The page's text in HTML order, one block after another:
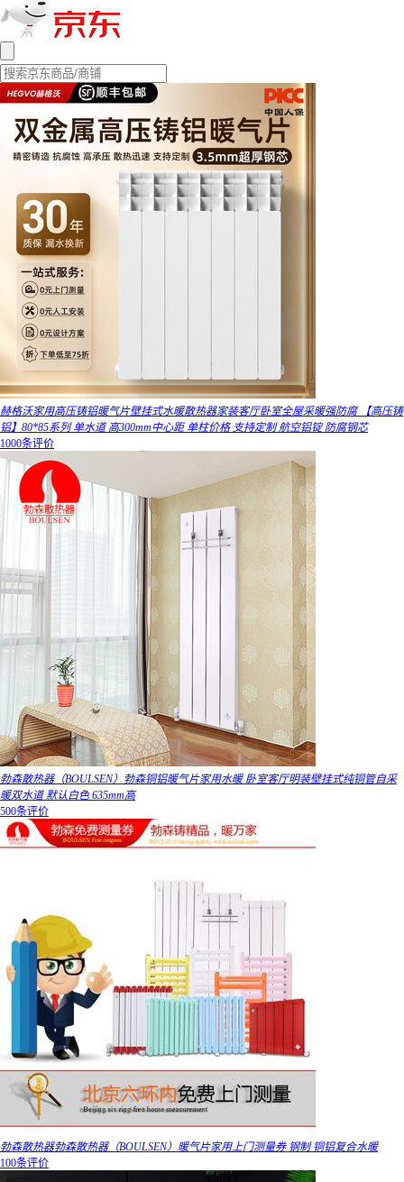
赫格沃家用高压铸铝暖气片壁挂式水暖散热器家装客厅卧室全屋采暖强防腐 【高压铸
铝】80*85系列 单水道 高300mm中心距 单柱价格 支持定制 航空铝锭 防腐钢芯
1000条评价
勃森散热器（BOULSEN）勃森铜铝暖气片家用水暖 卧室客厅明装壁挂式纯铜管自采
暖双水道 默认白色 635mm高
500条评价
勃森散热器勃森散热器（BOULSEN）暖气片家用上门测量券 钢制 铜铝复合水暖
100条评价